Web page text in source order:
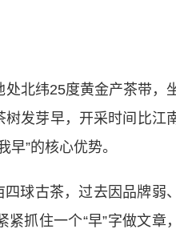
北纬25度黄金产茶带，
发芽早，开采时间比江
”的核心优势。
球古茶，过去因品牌弱、
抓住一个“早”字做文章，